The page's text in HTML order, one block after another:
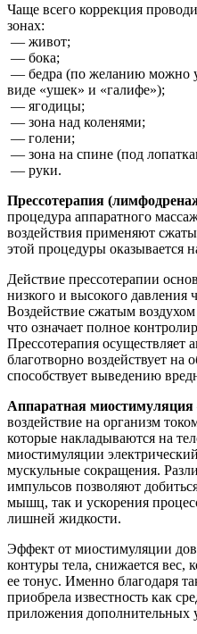
Чаще всего коррекция
зонах:
— живот;
— бока;
— бедра (по желанию можно
виде «ушек» и «галифе»);
— ягодицы;
— зона над коленями;
— голени;
— зона на спине (под
— руки.
Прессотерапия
процедура аппаратного
воздействия применяют
этой процедуры оказывается
Действие прессотерапии
низкого и высокого
Воздействие сжатым
что означает полное
Прессотерапия
благотворно воздействует на
способствует выведению
Аппаратная миостимуляция
воздействие на организм
которые накладываются на
миостимуляции
мускульные сокращения.
импульсов позволяют
мышц, так и ускорения
лишней жидкости.
Эффект от миостимуляции
контуры тела, снижается вес,
ее тонус. Именно благодаря
приобрела известность как
приложения дополнительных